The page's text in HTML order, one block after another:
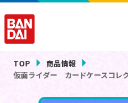
TOP
商品情報
仮面ライダー カードケースコレ